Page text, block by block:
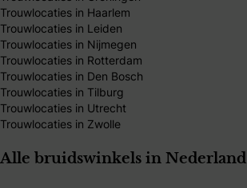
Trouwlocaties in Haarlem
Trouwlocaties in Leiden
Trouwlocaties in Nijmegen
Trouwlocaties in Rotterdam
Trouwlocaties in Den Bosch
Trouwlocaties in Tilburg
Trouwlocaties in Utrecht
Trouwlocaties in Zwolle
Alle bruidswinkels in Nederland